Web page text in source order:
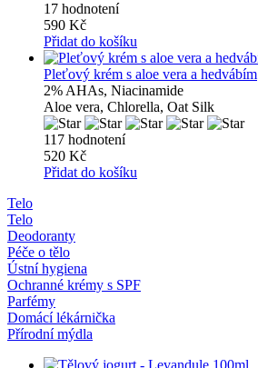
17 hodnotení
590 Kč
Přidat do košíku
Pleťový krém s aloe vera a hedvábím
2% AHAs, Niacinamide
Aloe vera, Chlorella, Oat Silk
117 hodnotení
520 Kč
Přidat do košíku
Telo
Telo
Deodoranty
Péče o tělo
Ústní hygiena
Ochranné krémy s SPF
Parfémy
Domácí lékárnička
Přírodní mýdla